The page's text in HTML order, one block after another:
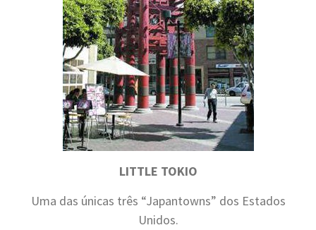
LITTLE TOKIO
Uma das únicas três “Japantowns” dos Estados
Unidos.